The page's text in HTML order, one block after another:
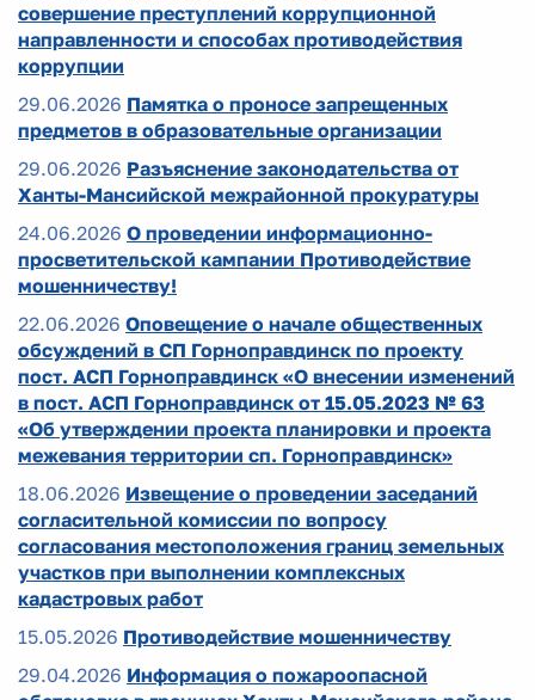
совершение преступлений коррупционной
направленности и способах противодействия
коррупции
29.06.2026 Памятка о проносе запрещенных
предметов в образовательные организации
29.06.2026 Разъяснение законодательства от
Ханты-Мансийской межрайонной прокуратуры
24.06.2026 О проведении информационно-
просветительской кампании Противодействие
мошенничеству!
22.06.2026 Оповещение о начале общественных
обсуждений в СП Горноправдинск по проекту
пост. АСП Горноправдинск «О внесении изменений
в пост. АСП Горноправдинск от 15.05.2023 № 63
«Об утверждении проекта планировки и проекта
межевания территории сп. Горноправдинск»
18.06.2026 Извещение о проведении заседаний
согласительной комиссии по вопросу
согласования местоположения границ земельных
участков при выполнении комплексных
кадастровых работ
15.05.2026 Противодействие мошенничеству
29.04.2026 Информация о пожароопасной